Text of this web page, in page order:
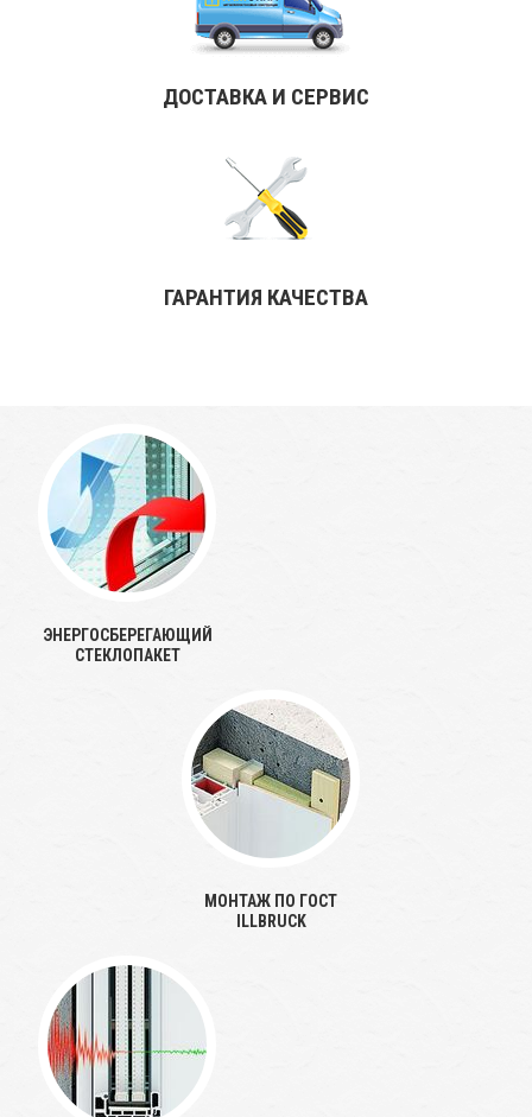
ДОСТАВКА И СЕРВИС
ГАРАНТИЯ КАЧЕСТВА
ЭНЕРГОСБЕРЕГАЮЩИЙ
СТЕКЛОПАКЕТ
МОНТАЖ ПО ГОСТ
ILLBRUCK